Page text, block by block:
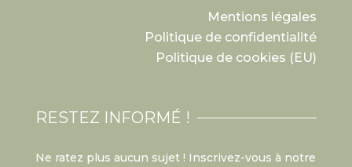
Mentions légales
Politique de confidentialité
Politique de cookies (EU)
RESTEZ INFORMÉ !
Ne ratez plus aucun sujet ! Inscrivez-vous à notre